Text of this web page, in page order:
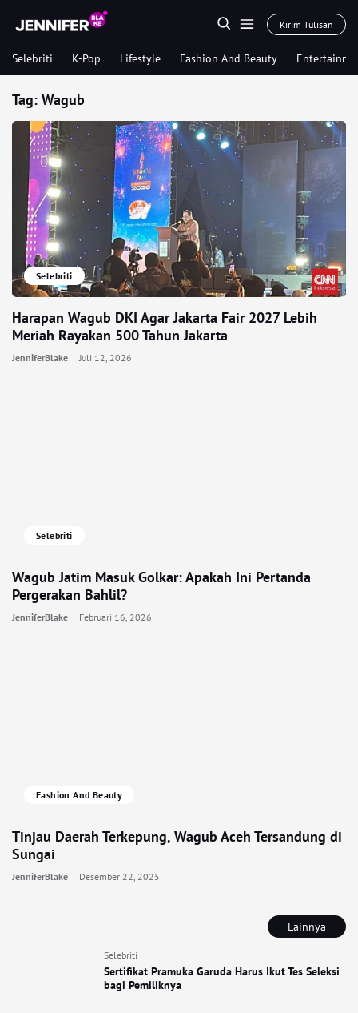
Kirim Tulisan
Selebriti K-Pop Lifestyle Fashion And Beauty
Lainnya
Selebriti
Sertifikat Pramuka Garuda Harus Ikut Tes Seleksi
bagi Pemiliknya
Tag: Wagub
Selebriti
Harapan Wagub DKI Agar Jakarta Fair 2027 Lebih
Meriah Rayakan 500 Tahun Jakarta
JenniferBlake Juli 12, 2026
Selebriti
Wagub Jatim Masuk Golkar: Apakah Ini Pertanda
Pergerakan Bahlil?
JenniferBlake Februari 16, 2026
Fashion And Beauty
Tinjau Daerah Terkepung, Wagub Aceh Tersandung di
Sungai
JenniferBlake Desember 22, 2025